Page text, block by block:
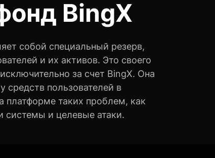
BingX
собой специальный резерв,
и их активов. Это своего
за счет BingX. Она
средств пользователей в
платформе таких проблем, как
системы и целевые атаки.